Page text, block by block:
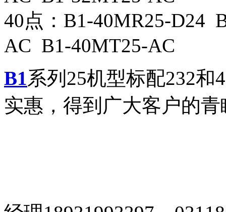
40点：B1-40MR25-D24
AC B1-40MT25-AC
B1系列25机型标配232
实惠，得到广大客户的青